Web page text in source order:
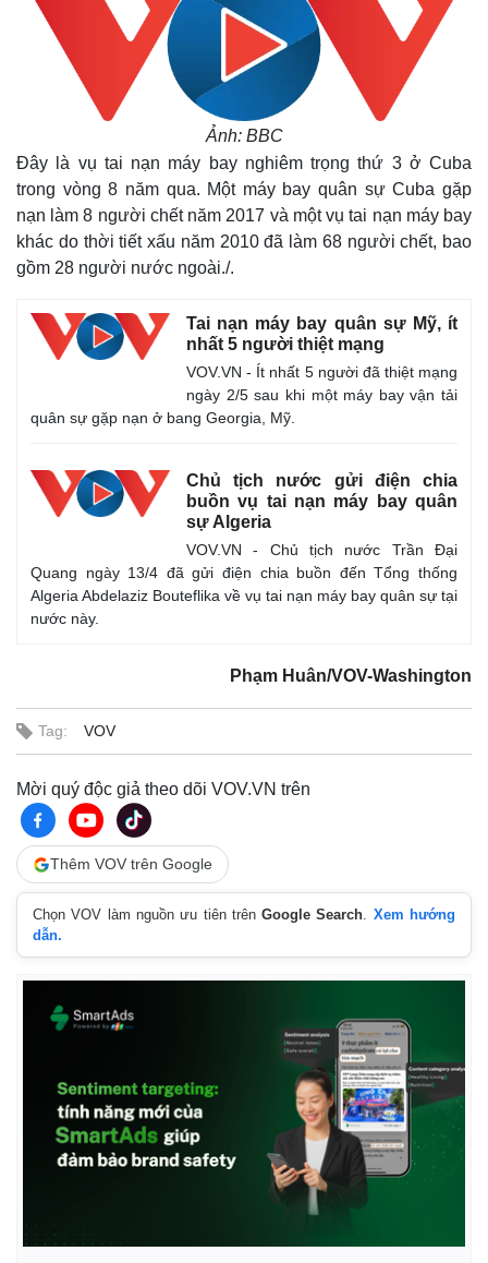
Quan sát
Cuộc sống đó đây
Hồ sơ
Video
Ảnh: BBC
Đây là vụ tai nạn máy bay nghiêm trọng thứ 3 ở Cuba
trong vòng 8 năm qua. Một máy bay quân sự Cuba gặp
nạn làm 8 người chết năm 2017 và một vụ tai nạn máy bay
khác do thời tiết xấu năm 2010 đã làm 68 người chết, bao
gồm 28 người nước ngoài./.
Tai nạn máy bay quân sự Mỹ, ít
nhất 5 người thiệt mạng
VOV.VN - Ít nhất 5 người đã thiệt mạng
ngày 2/5 sau khi một máy bay vận tải
quân sự gặp nạn ở bang Georgia, Mỹ.
Chủ tịch nước gửi điện chia
buồn vụ tai nạn máy bay quân
sự Algeria
VOV.VN - Chủ tịch nước Trần Đại
Quang ngày 13/4 đã gửi điện chia buồn đến Tổng thống
Algeria Abdelaziz Bouteflika về vụ tai nạn máy bay quân sự tại
nước này.
Phạm Huân/VOV-Washington
Tag: VOV
Mời quý độc giả theo dõi VOV.VN trên
Thêm VOV trên Google
Chọn VOV làm nguồn ưu tiên trênGoogle Search. Xem hướng
dẫn.